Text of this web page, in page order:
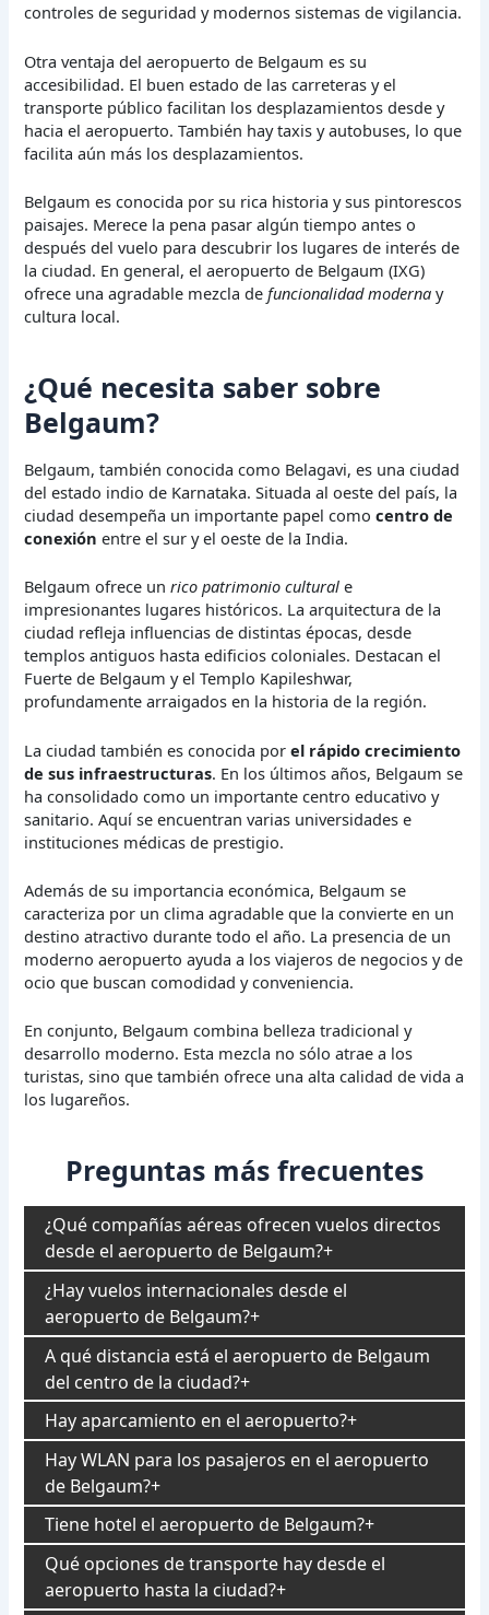
controles de seguridad y modernos sistemas de vigilancia.
Otra ventaja del aeropuerto de Belgaum es su
accesibilidad. El buen estado de las carreteras y el
transporte público facilitan los desplazamientos desde y
hacia el aeropuerto. También hay taxis y autobuses, lo que
facilita aún más los desplazamientos.
Belgaum es conocida por su rica historia y sus pintorescos
paisajes. Merece la pena pasar algún tiempo antes o
después del vuelo para descubrir los lugares de interés de
la ciudad. En general, el aeropuerto de Belgaum (IXG)
ofrece una agradable mezcla defuncionalidad moderna y
cultura local.
¿Qué necesita saber sobre
Belgaum?
Belgaum, también conocida como Belagavi, es una ciudad
del estado indio de Karnataka. Situada al oeste del país, la
ciudad desempeña un importante papel comocentro de
conexión entre el sur y el oeste de la India.
Belgaum ofrece unrico patrimonio cultural e
impresionantes lugares históricos. La arquitectura de la
ciudad refleja influencias de distintas épocas, desde
templos antiguos hasta edificios coloniales. Destacan el
Fuerte de Belgaum y el Templo Kapileshwar,
profundamente arraigados en la historia de la región.
La ciudad también es conocida porel rápido crecimiento
de sus infraestructuras. En los últimos años, Belgaum se
ha consolidado como un importante centro educativo y
sanitario. Aquí se encuentran varias universidades e
instituciones médicas de prestigio.
Además de su importancia económica, Belgaum se
caracteriza por un clima agradable que la convierte en un
destino atractivo durante todo el año. La presencia de un
moderno aeropuerto ayuda a los viajeros de negocios y de
ocio que buscan comodidad y conveniencia.
En conjunto, Belgaum combina belleza tradicional y
desarrollo moderno. Esta mezcla no sólo atrae a los
turistas, sino que también ofrece una alta calidad de vida a
los lugareños.
Preguntas más frecuentes
¿Qué compañías aéreas ofrecen vuelos directos
desde el aeropuerto de Belgaum?
¿Hay vuelos internacionales desde el
aeropuerto de Belgaum?
A qué distancia está el aeropuerto de Belgaum
del centro de la ciudad?
Hay aparcamiento en el aeropuerto?
Hay WLAN para los pasajeros en el aeropuerto
de Belgaum?
Tiene hotel el aeropuerto de Belgaum?
Qué opciones de transporte hay desde el
aeropuerto hasta la ciudad?